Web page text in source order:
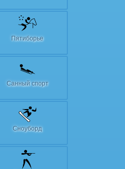
Пятиборье
Санный спорт
Сноуборд